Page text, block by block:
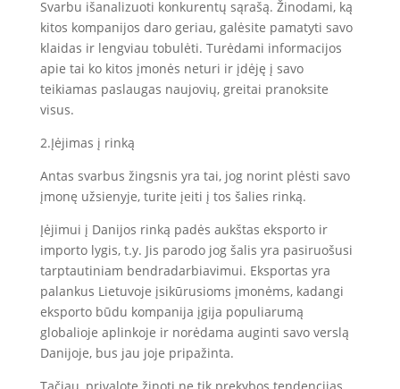
Svarbu išanalizuoti konkurentų sąrašą. Žinodami, ką
kitos kompanijos daro geriau, galėsite pamatyti savo
klaidas ir lengviau tobulėti. Turėdami informacijos
apie tai ko kitos įmonės neturi ir įdėję į savo
teikiamas paslaugas naujovių, greitai pranoksite
visus.
2.Įėjimas į rinką
Antas svarbus žingsnis yra tai, jog norint plėsti savo
įmonę užsienyje, turite įeiti į tos šalies rinką.
Įėjimui į Danijos rinką padės aukštas eksporto ir
importo lygis, t.y. Jis parodo jog šalis yra pasiruošusi
tarptautiniam bendradarbiavimui. Eksportas yra
palankus Lietuvoje įsikūrusioms įmonėms, kadangi
eksporto būdu kompanija įgija populiarumą
globalioje aplinkoje ir norėdama auginti savo verslą
Danijoje, bus jau joje pripažinta.